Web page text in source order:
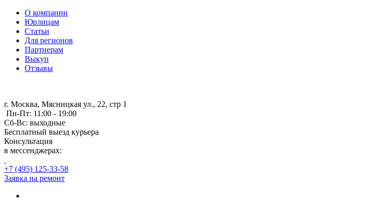
О компании
Юрлицам
Статьи
Для регионов
Партнерам
Выкуп
Отзывы
г. Москва, Мясницкая ул., 22, стр 1
Пн-Пт: 11:00 - 19:00
Сб-Вс: выходные
Бесплатный выезд курьера
Консультация
в мессенджерах:
+7 (495) 125-33-58
Заявка на ремонт